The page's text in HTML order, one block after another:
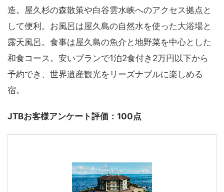
造。屋久杉の森散策や白谷雲水峡へのアクセス拠点と
して便利。お風呂は屋久島の自然水を使った大浴場と
露天風呂。食事は屋久島の魚介と地野菜を中心とした
和食コース。安いプランで1泊2食付き2万円以下から
予約でき、世界遺産観光をリーズナブルに楽しめる
宿。
JTBお客様アンケート評価：100点